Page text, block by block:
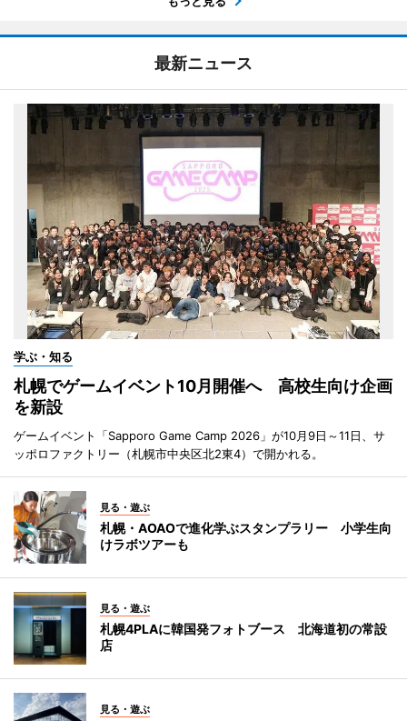
最新ニュース
学ぶ・知る
札幌でゲームイベント10月開催へ 高校生向け企画
を新設
ゲームイベント「Sapporo Game Camp 2026」が10月9日～11日、サ
ッポロファクトリー（札幌市中央区北2東4）で開かれる。
見る・遊ぶ
札幌・AOAOで進化学ぶスタンプラリー 小学生向
けラボツアーも
見る・遊ぶ
札幌4PLAに韓国発フォトブース 北海道初の常設
店
見る・遊ぶ